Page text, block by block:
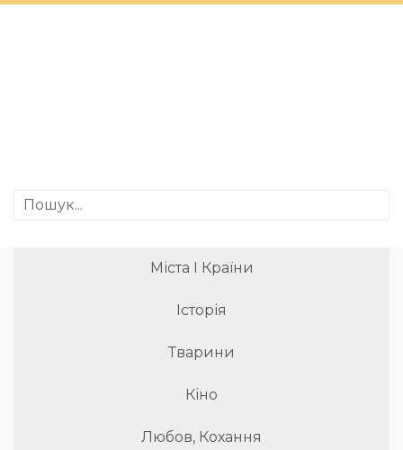
Міста І Країни
Історія
Тварини
Кіно
Любов, Кохання